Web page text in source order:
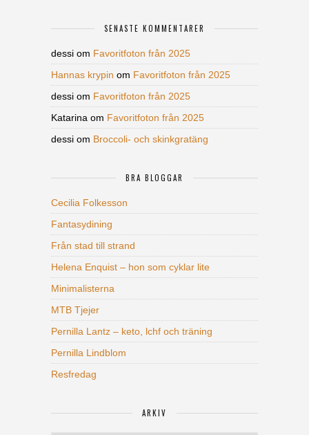
SENASTE KOMMENTARER
dessi om Favoritfoton från 2025
Hannas krypin om Favoritfoton från 2025
dessi om Favoritfoton från 2025
Katarina om Favoritfoton från 2025
dessi om Broccoli- och skinkgratäng
BRA BLOGGAR
Cecilia Folkesson
Fantasydining
Från stad till strand
Helena Enquist – hon som cyklar lite
Minimalisterna
MTB Tjejer
Pernilla Lantz – keto, lchf och träning
Pernilla Lindblom
Resfredag
ARKIV